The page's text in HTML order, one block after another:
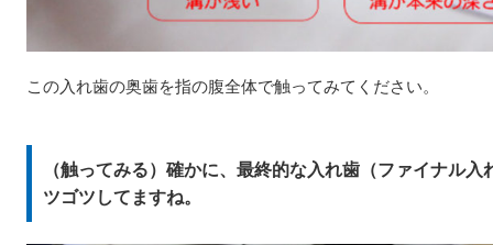
この入れ歯の奥歯を指の腹全体で触ってみてください。
（触ってみる）確かに、最終的な入れ歯（ファイナル入
ツゴツしてますね。